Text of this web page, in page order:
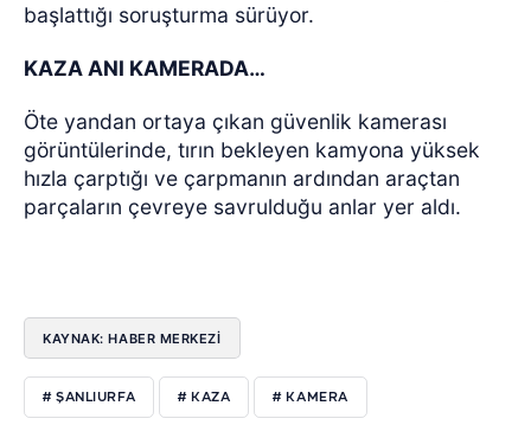
başlattığı soruşturma sürüyor.
KAZA ANI KAMERADA…
Öte yandan ortaya çıkan güvenlik kamerası
görüntülerinde, tırın bekleyen kamyona yüksek
hızla çarptığı ve çarpmanın ardından araçtan
parçaların çevreye savrulduğu anlar yer aldı.
KAYNAK: HABER MERKEZİ
# ŞANLIURFA # KAZA # KAMERA